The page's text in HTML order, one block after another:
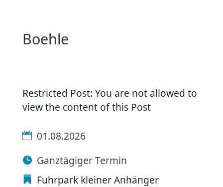
Boehle
Restricted Post: You are not allowed to
view the content of this Post
01.08.2026
Ganztägiger Termin
Fuhrpark kleiner Anhänger